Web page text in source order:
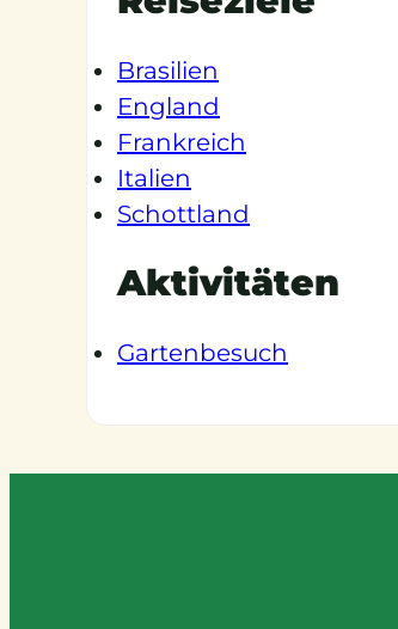
Brasilien
England
Frankreich
Italien
Schottland
Aktivitäten
Gartenbesuch